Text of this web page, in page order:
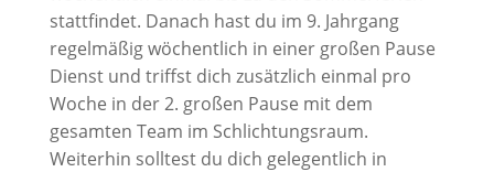
stattfindet. Danach hast du im 9. Jahrgang
regelmäßig wöchentlich in einer großen Pause
Dienst und triffst dich zusätzlich einmal pro
Woche in der 2. großen Pause mit dem
gesamten Team im Schlichtungsraum.
Weiterhin solltest du dich gelegentlich in